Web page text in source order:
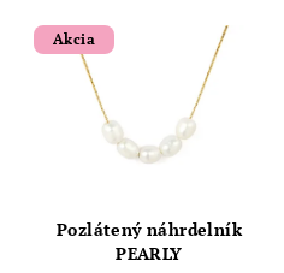
Akcia
Pozlátený náhrdelník
PEARLY